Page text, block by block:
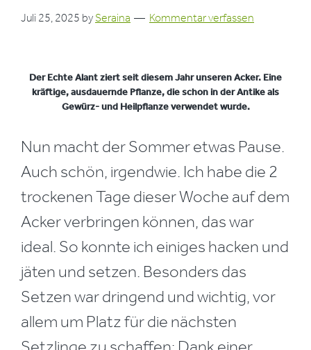
Juli 25, 2025 by Seraina Kommentar verfassen
Der Echte Alant ziert seit diesem Jahr unseren Acker. Eine
kräftige, ausdauernde Pflanze, die schon in der Antike als
Gewürz- und Heilpflanze verwendet wurde.
Nun macht der Sommer etwas Pause.
Auch schön, irgendwie. Ich habe die 2
trockenen Tage dieser Woche auf dem
Acker verbringen können, das war
ideal. So konnte ich einiges hacken und
jäten und setzen. Besonders das
Setzen war dringend und wichtig, vor
allem um Platz für die nächsten